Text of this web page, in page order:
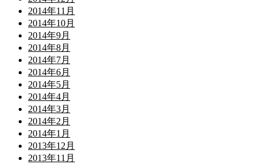
2014年11月
2014年10月
2014年9月
2014年8月
2014年7月
2014年6月
2014年5月
2014年4月
2014年3月
2014年2月
2014年1月
2013年12月
2013年11月